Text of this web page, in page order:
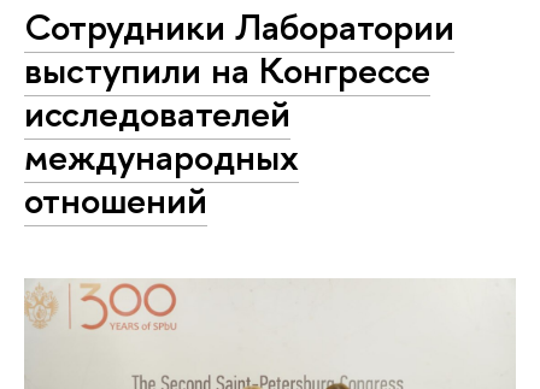
Сотрудники Лаборатории
выступили на Конгрессе
исследователей
международных
отношений